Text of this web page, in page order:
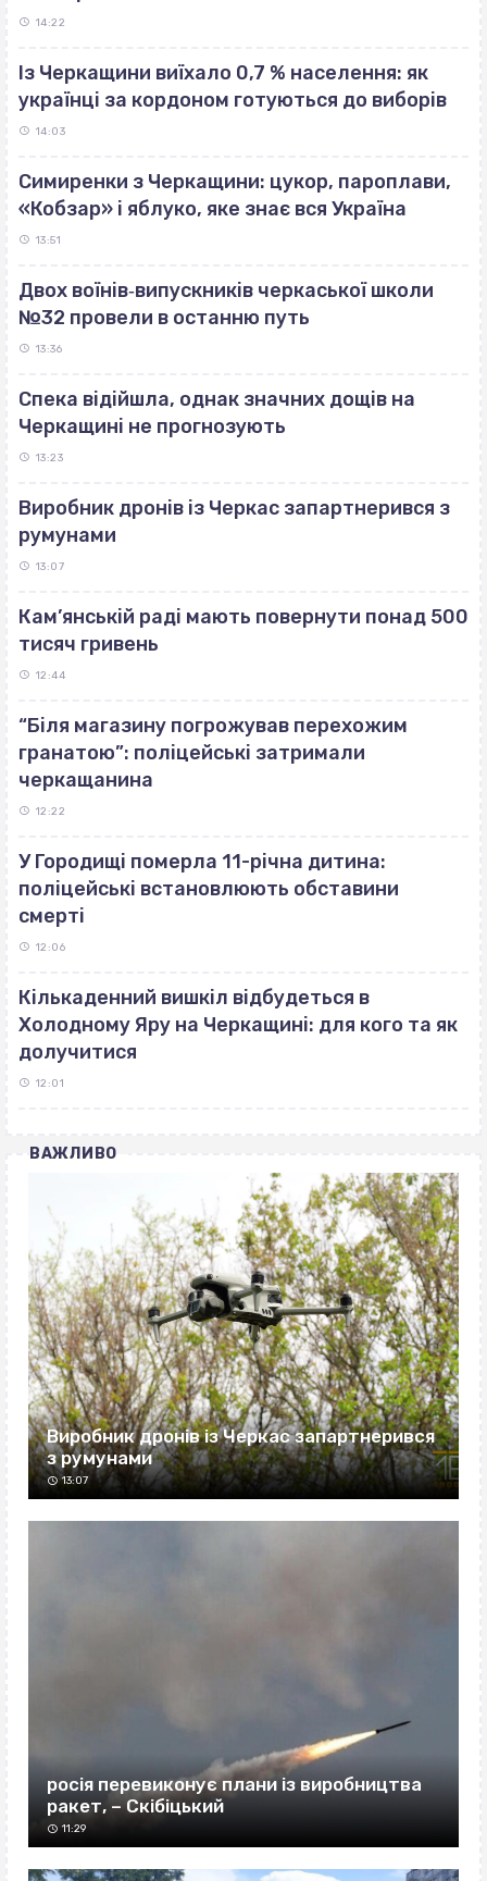
14:22
Із Черкащини виїхало 0,7 % населення: як
українці за кордоном готуються до виборів
14:03
Симиренки з Черкащини: цукор, пароплави,
«Кобзар» і яблуко, яке знає вся Україна
13:51
Двох воїнів‐випускників черкаської школи
№32 провели в останню путь
13:36
Спека відійшла, однак значних дощів на
Черкащині не прогнозують
13:23
Виробник дронів із Черкас запартнерився з
румунами
13:07
Кам’янській раді мають повернути понад 500
тисяч гривень
12:44
“Біля магазину погрожував перехожим
гранатою”: поліцейські затримали
черкащанина
12:22
У Городищі померла 11-річна дитина:
поліцейські встановлюють обставини
смерті
12:06
Кількаденний вишкіл відбудеться в
Холодному Яру на Черкащині: для кого та як
долучитися
12:01
ВАЖЛИВО
Виробник дронів із Черкас запартнерився
з румунами
13:07
росія перевиконує плани із виробництва
ракет, – Скібіцький
11:29